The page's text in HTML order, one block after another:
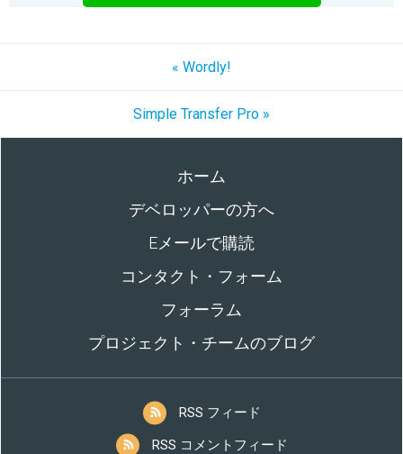
« Wordly!
Simple Transfer Pro »
ホーム
デベロッパーの方へ
Eメールで購読
コンタクト・フォーム
フォーラム
プロジェクト・チームのブログ
RSS フィード
RSS コメントフィード